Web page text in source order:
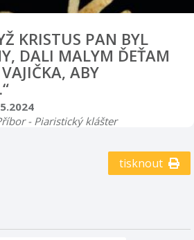
KRISTUS PAN BYL
DALI MALYM ĎEŤAM
ABY
- Piaristický klášter
nezaměnitelným vzhledem.
takto „psaných“ vajec působí
kterém magický význam těchto
předmětů spojených s novým
tisknout